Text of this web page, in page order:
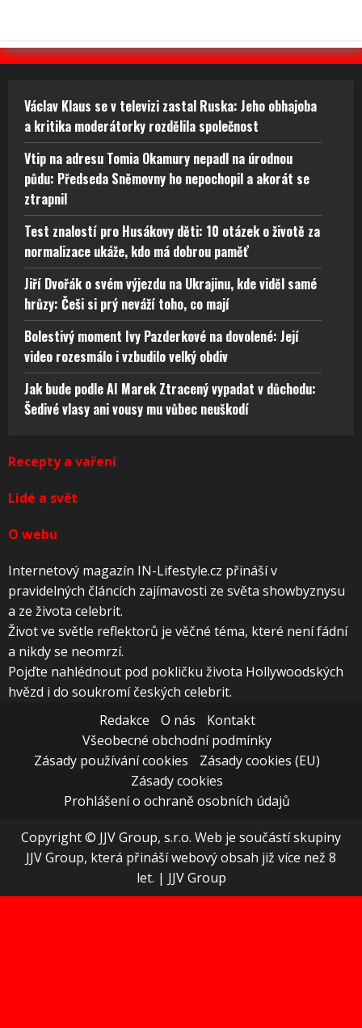
Václav Klaus se v televizi zastal Ruska: Jeho obhajoba
a kritika moderátorky rozdělila společnost
Vtip na adresu Tomia Okamury nepadl na úrodnou
půdu: Předseda Sněmovny ho nepochopil a akorát se
ztrapnil
Test znalostí pro Husákovy děti: 10 otázek o životě za
normalizace ukáže, kdo má dobrou paměť
Jiří Dvořák o svém výjezdu na Ukrajinu, kde viděl samé
hrůzy: Češi si prý neváží toho, co mají
Bolestivý moment Ivy Pazderkové na dovolené: Její
video rozesmálo i vzbudilo velký obdiv
Jak bude podle AI Marek Ztracený vypadat v důchodu:
Šedivé vlasy ani vousy mu vůbec neuškodí
Recepty a vaření
Lidé a svět
O webu
Internetový magazín IN-Lifestyle.cz přináší v
pravidelných článcích zajímavosti ze světa showbyznysu
a ze života celebrit.
Život ve světle reflektorů je věčné téma, které není fádní
a nikdy se neomrzí.
Pojďte nahlédnout pod pokličku života Hollywoodských
hvězd i do soukromí českých celebrit.
Redakce
O nás
Kontakt
Všeobecné obchodní podmínky
Zásady používání cookies
Zásady cookies (EU)
Zásady cookies
Prohlášení o ochraně osobních údajů
Copyright © JJV Group, s.r.o. Web je součástí skupiny
JJV Group, která přináší webový obsah již více než 8
let. | JJV Group